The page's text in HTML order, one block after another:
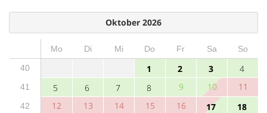
Oktober 2026
Mo Di Mi Do Fr Sa
So
40
1 2 3 4
41 5 6 7 8 9 10 11
42 12 13 14 15 16 17 18